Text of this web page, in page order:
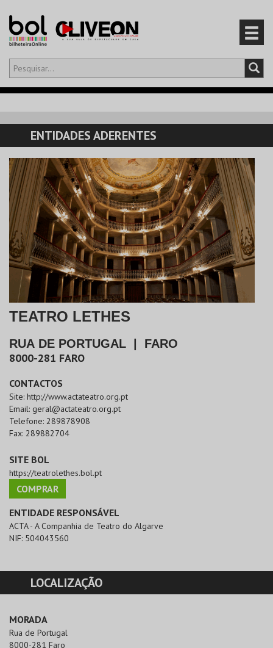
Olá,iniciar sessão
CARRINHO
EVENTOS
CARTÕES
PRODUTOS
ENTIDADES ADERENTES
TEATRO LETHES
RUA DE PORTUGAL FARO
8000-281 FARO
CONTACTOS
Site: http://www.actateatro.org.pt
Email: geral@actateatro.org.pt
Telefone: 289878908
Fax: 289882704
SITE BOL
https://teatrolethes.bol.pt
COMPRAR
ENTIDADE RESPONSÁVEL
ACTA - A Companhia de Teatro do Algarve
NIF: 504043560
LOCALIZAÇÃO
MORADA
Rua de Portugal
8000-281 Faro